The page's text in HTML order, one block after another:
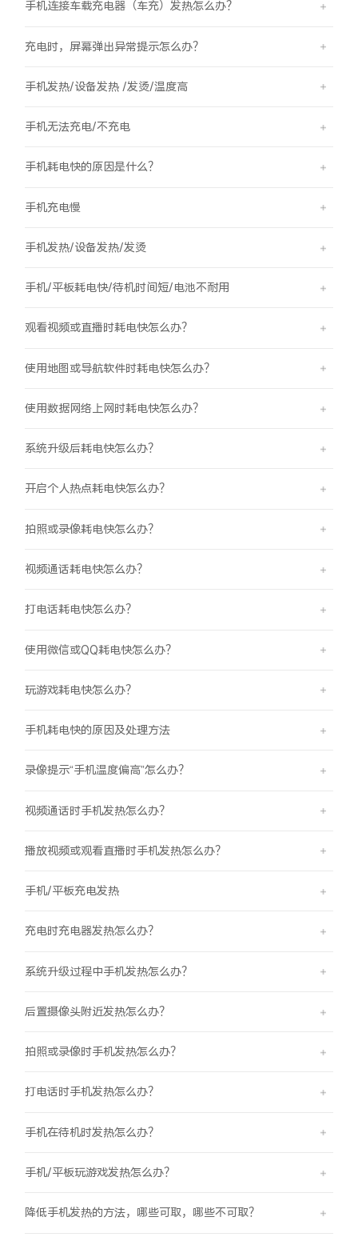
手机连接车载充电器（车充）发热怎么办？
充电时，屏幕弹出异常提示怎么办？
手机发热/设备发热 /发烫/温度高
手机无法充电/不充电
手机耗电快的原因是什么？
手机充电慢
手机发热/设备发热/发烫
手机/平板耗电快/待机时间短/电池不耐用
观看视频或直播时耗电快怎么办？
使用地图或导航软件时耗电快怎么办？
使用数据网络上网时耗电快怎么办？
系统升级后耗电快怎么办？
开启个人热点耗电快怎么办？
拍照或录像耗电快怎么办？
视频通话耗电快怎么办？
打电话耗电快怎么办？
使用微信或QQ耗电快怎么办？
玩游戏耗电快怎么办？
手机耗电快的原因及处理方法
录像提示“手机温度偏高”怎么办？
视频通话时手机发热怎么办？
播放视频或观看直播时手机发热怎么办？
手机/平板充电发热
充电时充电器发热怎么办？
系统升级过程中手机发热怎么办？
后置摄像头附近发热怎么办？
拍照或录像时手机发热怎么办？
打电话时手机发热怎么办？
手机在待机时发热怎么办？
手机/平板玩游戏发热怎么办？
降低手机发热的方法，哪些可取，哪些不可取？